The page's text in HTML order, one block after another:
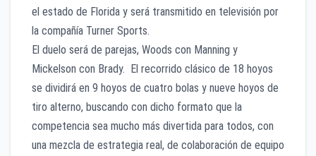
el estado de Florida y será transmitido en televisión por
la compañía Turner Sports.
El duelo será de parejas, Woods con Manning y
Mickelson con Brady. El recorrido clásico de 18 hoyos
se dividirá en 9 hoyos de cuatro bolas y nueve hoyos de
tiro alterno, buscando con dicho formato que la
competencia sea mucho más divertida para todos, con
una mezcla de estrategia real, de colaboración de equipo